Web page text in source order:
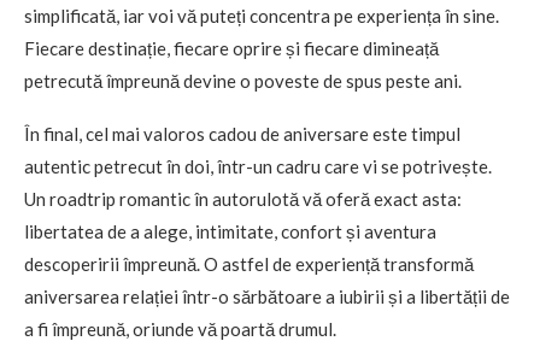
simplificată, iar voi vă puteți concentra pe experiența în sine.
Fiecare destinație, fiecare oprire și fiecare dimineață
petrecută împreună devine o poveste de spus peste ani.
În final, cel mai valoros cadou de aniversare este timpul
autentic petrecut în doi, într-un cadru care vi se potrivește.
Un roadtrip romantic în autorulotă vă oferă exact asta:
libertatea de a alege, intimitate, confort și aventura
descoperirii împreună. O astfel de experiență transformă
aniversarea relației într-o sărbătoare a iubirii și a libertății de
a fi împreună, oriunde vă poartă drumul.